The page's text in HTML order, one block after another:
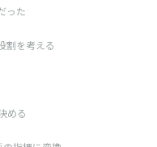
った
割を考える
める